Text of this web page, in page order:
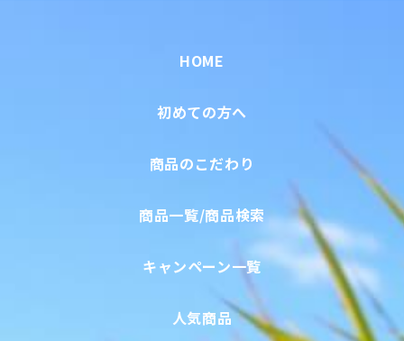
HOME
初めての方へ
商品のこだわり
商品一覧/商品検索
キャンペーン一覧
人気商品